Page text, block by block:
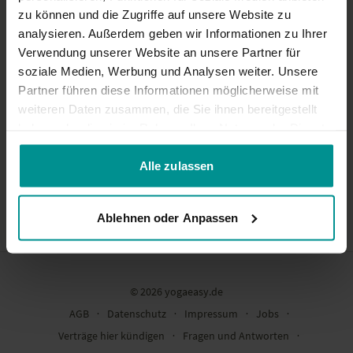
zu können und die Zugriffe auf unsere Website zu
analysieren. Außerdem geben wir Informationen zu Ihrer
Verwendung unserer Website an unsere Partner für
soziale Medien, Werbung und Analysen weiter. Unsere
Partner führen diese Informationen möglicherweise mit
weiteren Daten zusammen, die Sie ihnen bereitgestellt
gesammelt haben.
Alle zulassen
Ablehnen oder Anpassen
Strength snack: 20 minutes to wake up your power
© 2026 yogaeasy.de
AGB
∙ Datenschutz ∙ Impressum ∙ Jobs
∙
Verträge hier kündigen
∙ Fragen und Antworten
∙